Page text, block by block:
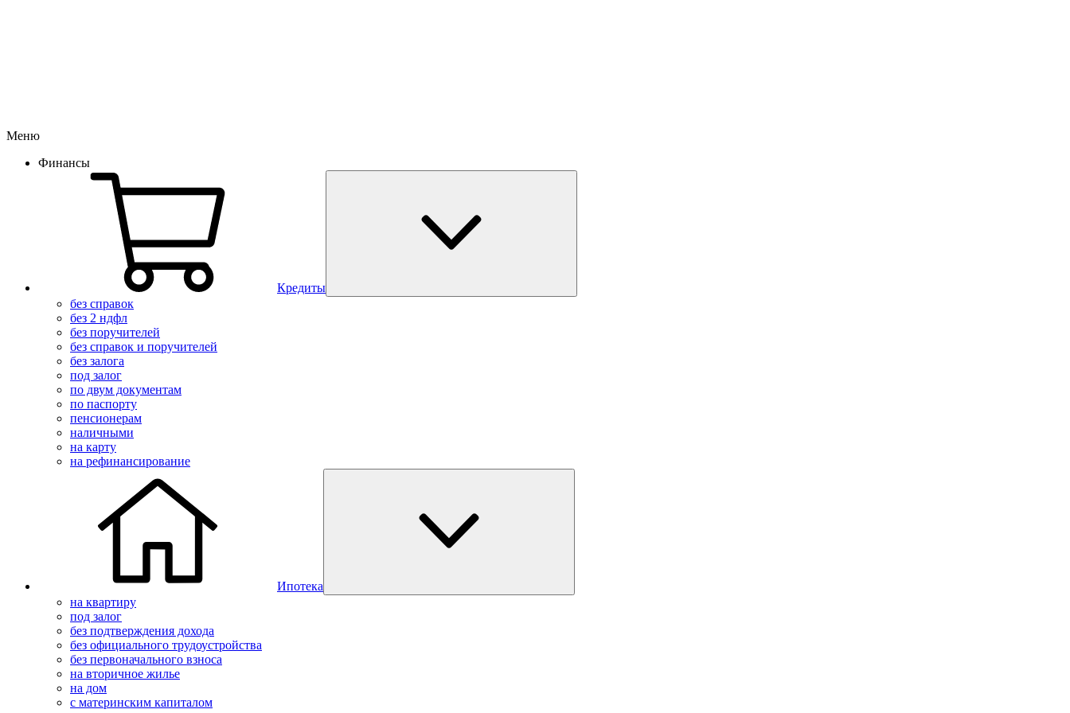
Меню
Финансы
Кредиты
без справок
без 2 ндфл
без поручителей
без справок и поручителей
без залога
под залог
по двум документам
по паспорту
пенсионерам
наличными
на карту
на рефинансирование
Ипотека
на квартиру
под залог
без подтверждения дохода
без официального трудоустройства
без первоначального взноса
на вторичное жилье
на дом
с материнским капиталом